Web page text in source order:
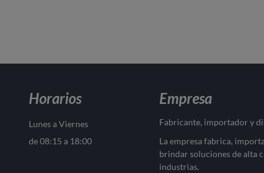
Horarios
Lunes a Viernes
de 08:15 a 18:00
Empresa
Fabricante, importador y
La empresa fabrica,
brindar soluciones de alta
industrias.